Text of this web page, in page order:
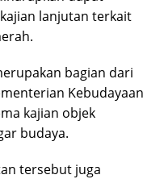
lanjutan terkait
bagian dari
Kebudayaan
kajian objek
budaya.
tersebut juga